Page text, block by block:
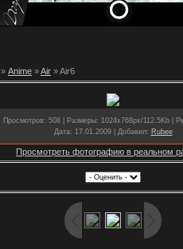
» Anime »Air » Air6
Просмотров: 508 | Размеры: 1024x768px/112.5Kb |
Дата: 17.01.2009 | Добавил: Rubee
Просмотреть фотографию в реальном